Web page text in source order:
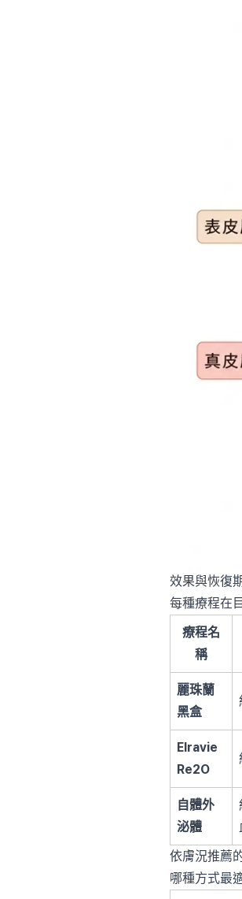
效果與恢復
每種療程在
療程名
稱
麗珠蘭
黑盒
Elravie
Re2O
自體外
泌體
依膚況推薦
哪種方式最